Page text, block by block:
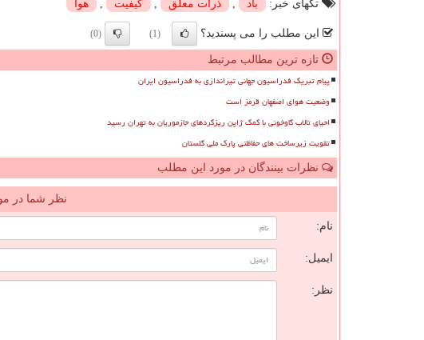
تگهای خبر: باد ذرات معلق كیفیت هوا
این مطلب را می پسندید؟ (1)
(0)
تازه ترین مطالب مرتبط
پیام تبریک فدراسیون جهانی تیراندازی به فدراسیون ایران
وضعیت هوای اصفهان قرمز است
احیای تالاب گاوخونی با کمک ژاپن ریزگردهای جازموریان به تهران رسید
تقویت زیرساخت های حفاظتی پارک ملی گلستان
نظرات بینندگان در مورد این مطلب
نظر شما در
نام:
ایمیل:
نظر: